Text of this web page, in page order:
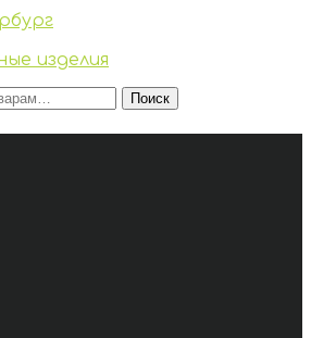
изделия
Поиск